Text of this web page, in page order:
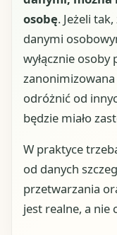
osobę. Jeżeli
danymi
wyłącznie osoby
odróżnić od
będzie miało
W praktyce
od danych
przetwarzania
jest realne, a nie